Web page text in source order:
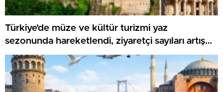
Türkiye’de müze ve kültür turizmi yaz
sezonunda hareketlendi, ziyaretçi sayıları artış
gösteriyor